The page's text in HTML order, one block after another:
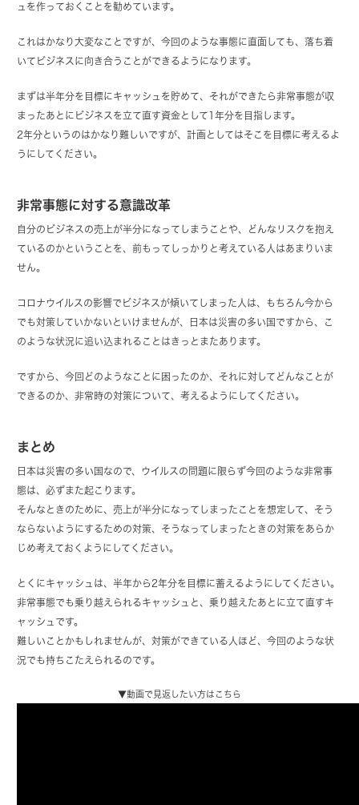
ュを作っておくことを勧めています。
これはかなり大変なことですが、今回のような事態に直面しても、落ち着
いてビジネスに向き合うことができるようになります。
まずは半年分を目標にキャッシュを貯めて、それができたら非常事態が収
まったあとにビジネスを立て直す資金として1年分を目指します。
2年分というのはかなり難しいですが、計画としてはそこを目標に考えるよ
うにしてください。
非常事態に対する意識改革
自分のビジネスの売上が半分になってしまうことや、どんなリスクを抱え
ているのかということを、前もってしっかりと考えている人はあまりいま
せん。
コロナウイルスの影響でビジネスが傾いてしまった人は、もちろん今から
でも対策していかないといけませんが、日本は災害の多い国ですから、こ
のような状況に追い込まれることはきっとまたあります。
ですから、今回どのようなことに困ったのか、それに対してどんなことが
できるのか、非常時の対策について、考えるようにしてください。
まとめ
日本は災害の多い国なので、ウイルスの問題に限らず今回のような非常事
態は、必ずまた起こります。
そんなときのために、売上が半分になってしまったことを想定して、そう
ならないようにするための対策、そうなってしまったときの対策をあらか
じめ考えておくようにしてください。
とくにキャッシュは、半年から2年分を目標に蓄えるようにしてください。
非常事態でも乗り越えられるキャッシュと、乗り越えたあとに立て直すキ
ャッシュです。
難しいことかもしれませんが、対策ができている人ほど、今回のような状
況でも持ちこたえられるのです。
▼動画で見返したい方はこちら